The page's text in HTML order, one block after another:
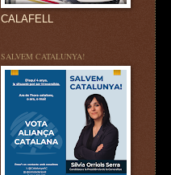
CALAFELL
SALVEM CATALUNYA!